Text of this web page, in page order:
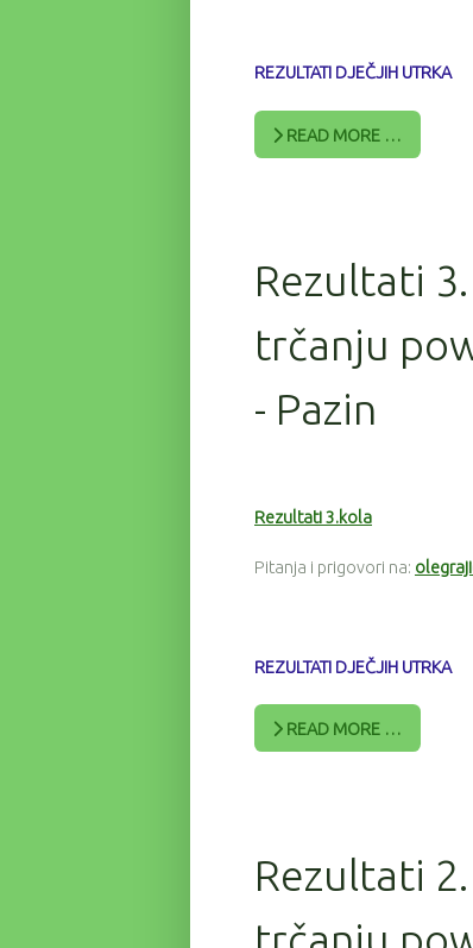
REZULTATI DJEČJIH UTRKA
READ MORE …
Rezultati
trčanju
- Pazin
Rezultati 3.kola
Pitanja i prigovori na:
REZULTATI DJEČJIH UTRKA
READ MORE …
Rezultati